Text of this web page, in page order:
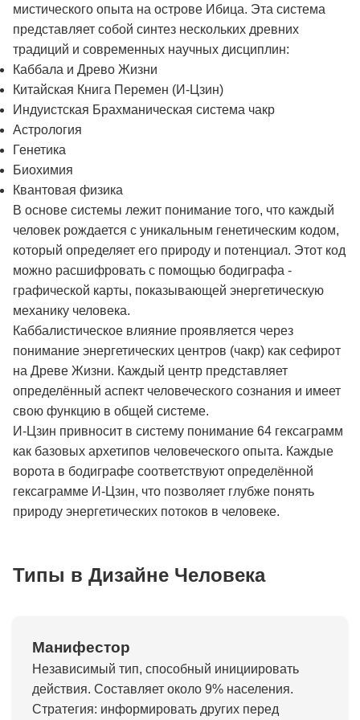
мистического опыта на острове Ибица. Эта система
представляет собой синтез нескольких древних
традиций и современных научных дисциплин:
Каббала и Древо Жизни
Китайская Книга Перемен (И-Цзин)
Индуистская Брахманическая система чакр
Астрология
Генетика
Биохимия
Квантовая физика
В основе системы лежит понимание того, что каждый
человек рождается с уникальным генетическим кодом,
который определяет его природу и потенциал. Этот код
можно расшифровать с помощью бодиграфа -
графической карты, показывающей энергетическую
механику человека.
Каббалистическое влияние проявляется через
понимание энергетических центров (чакр) как сефирот
на Древе Жизни. Каждый центр представляет
определённый аспект человеческого сознания и имеет
свою функцию в общей системе.
И-Цзин привносит в систему понимание 64 гексаграмм
как базовых архетипов человеческого опыта. Каждые
ворота в бодиграфе соответствуют определённой
гексаграмме И-Цзин, что позволяет глубже понять
природу энергетических потоков в человеке.
Типы в Дизайне Человека
Манифестор
Независимый тип, способный инициировать
действия. Составляет около 9% населения.
Стратегия: информировать других перед